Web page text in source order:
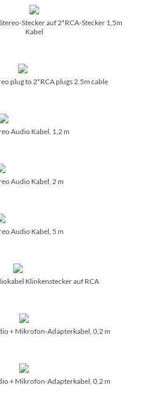
Stecker auf 2*RCA-Stecker 1,5m
Kabel
plug to 2*RCA plugs 2.5m cable
Audio Kabel, 1,2 m
Audio Kabel, 2 m
Audio Kabel, 5 m
Klinkenstecker auf RCA
+ Mikrofon-Adapterkabel, 0,2 m
+ Mikrofon-Adapterkabel, 0,2 m